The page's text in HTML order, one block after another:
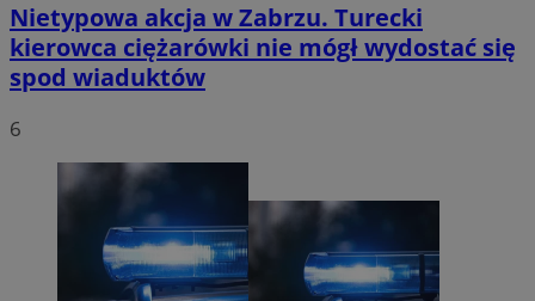
Nietypowa akcja w Zabrzu. Turecki
kierowca ciężarówki nie mógł wydostać się
spod wiaduktów
6